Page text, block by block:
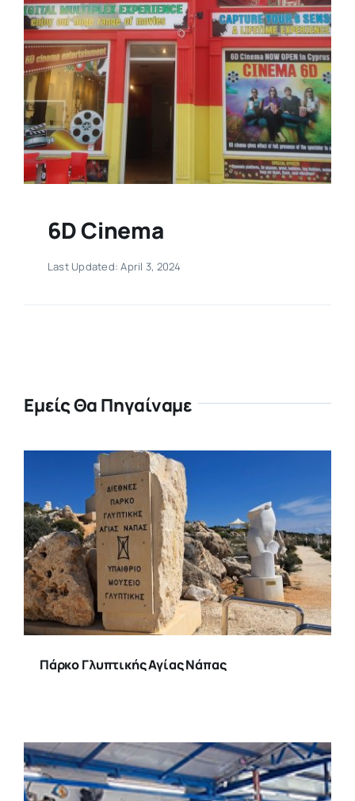
6D Cinema
Last Updated: April 3, 2024
Εμείς Θα Πηγαίναμε
Πάρκο Γλυπτικής Αγίας Νάπας